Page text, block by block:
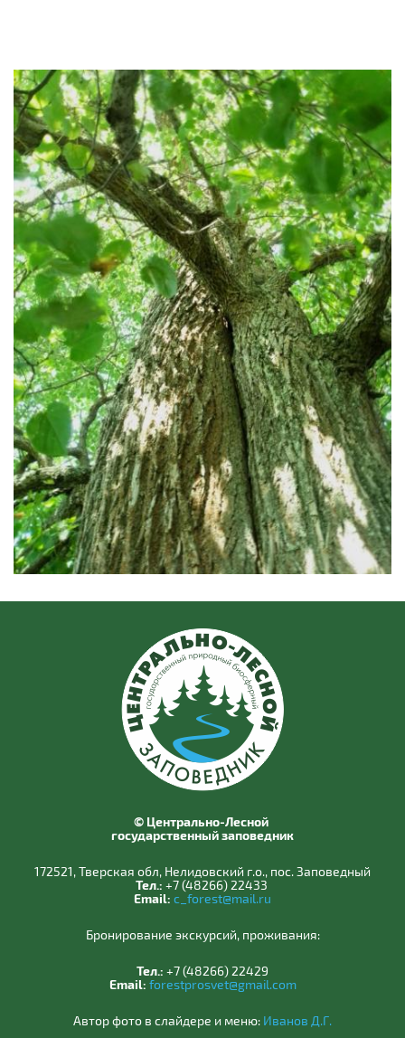
© Центрально-Лесной
государственный заповедник
172521, Тверская обл, Нелидовский г.о., пос. Заповедный
Тел.: +7 (48266) 22433
Email: c_forest@mail.ru
Бронирование экскурсий, проживания:
Тел.: +7 (48266) 22429
Email: forestprosvet@gmail.com
Автор фото в слайдере и меню: Иванов Д.Г.